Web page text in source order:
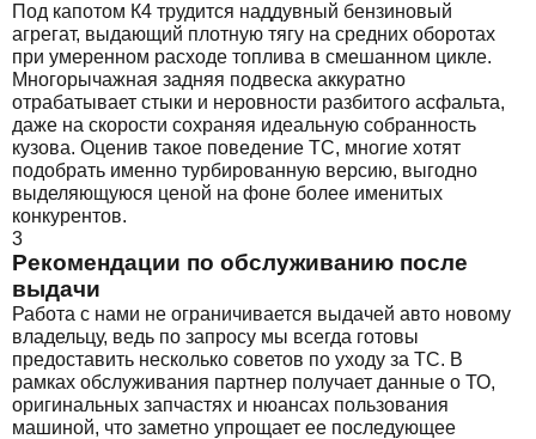
Под капотом К4 трудится наддувный бензиновый
агрегат, выдающий плотную тягу на средних оборотах
при умеренном расходе топлива в смешанном цикле.
Многорычажная задняя подвеска аккуратно
отрабатывает стыки и неровности разбитого асфальта,
даже на скорости сохраняя идеальную собранность
кузова. Оценив такое поведение ТС, многие хотят
подобрать именно турбированную версию, выгодно
выделяющуюся ценой на фоне более именитых
конкурентов.
3
Рекомендации по обслуживанию после
выдачи
Работа с нами не ограничивается выдачей авто новому
владельцу, ведь по запросу мы всегда готовы
предоставить несколько советов по уходу за ТС. В
рамках обслуживания партнер получает данные о ТО,
оригинальных запчастях и нюансах пользования
машиной, что заметно упрощает ее последующее